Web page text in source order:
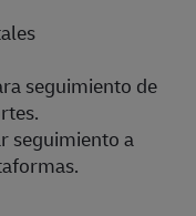
seguimiento de
seguimiento a